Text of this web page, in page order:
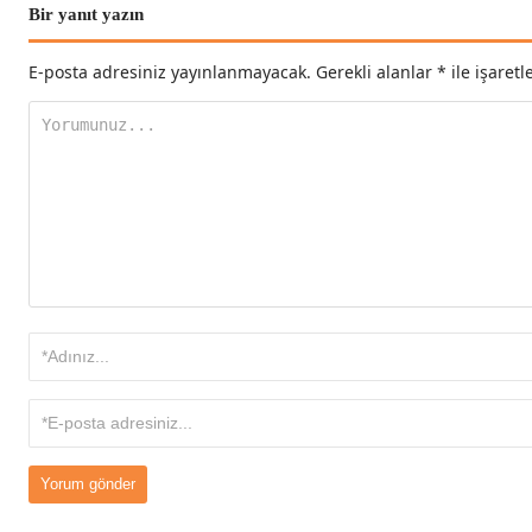
Bir yanıt yazın
E-posta adresiniz yayınlanmayacak. Gerekli alanlar * ile